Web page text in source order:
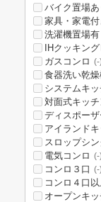
バイク置場あ
家具・家電付
洗濯機置場有
IHクッキン
ガスコンロ (-
食器洗い乾
システムキ
対面式キッチ
ディスポーザ
アイランド
スロップシン
電気コンロ (-
コンロ３口 (-
コンロ４口
オープンキ